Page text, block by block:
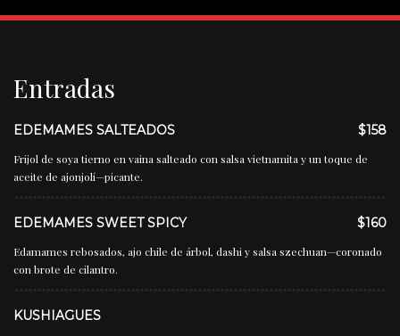
Entradas
EDEMAMES SALTEADOS $158
Frijol de soya tierno en vaina salteado con salsa vietnamita y un toque de
aceite de ajonjolí—picante.
EDEMAMES SWEET SPICY $160
Edamames rebosados, ajo chile de árbol, dashi y salsa szechuan—coronado
con brote de cilantro.
KUSHIAGUES